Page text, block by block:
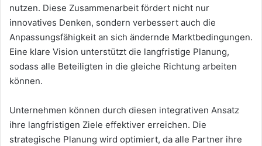
nutzen. Diese Zusammenarbeit fördert nicht nur
innovatives Denken, sondern verbessert auch die
Anpassungsfähigkeit an sich ändernde Marktbedingungen.
Eine klare Vision unterstützt die langfristige Planung,
sodass alle Beteiligten in die gleiche Richtung arbeiten
können.
Unternehmen können durch diesen integrativen Ansatz
ihre langfristigen Ziele effektiver erreichen. Die
strategische Planung wird optimiert, da alle Partner ihre